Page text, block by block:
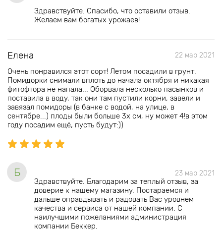
Здравствуйте. Спасибо, что оставили отзыв.
Желаем вам богатых урожаев!
Елена 22 мар 2021
Очень понравился этот сорт! Летом посадили в грунт.
Помидорки снимали вплоть до начала октября и никакая
фитофтора не напала... Оборвала несколько пасынков и
поставила в воду, так они там пустили корни, завели и
завязал помидоры (в банке с водой, на улице, в
сентябре...) плоды были больше 3х см, ну может 4!в этом
году посадим ещё, пусть будут:))
Б 23 мар 2021
Здравствуйте. Благодарим за теплый отзыв, за
доверие к нашему магазину. Постараемся и
дальше оправдывать и радовать Вас уровнем
качества и сервиса от нашей компании. С
наилучшими пожеланиями администрация
компании Беккер.